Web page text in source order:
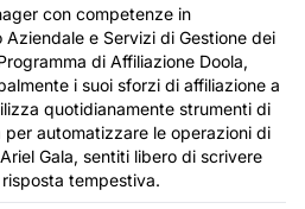
con competenze in
e Servizi di Gestione dei
di Affiliazione Doola,
i suoi sforzi di affiliazione a
quotidianamente strumenti di
automatizzare le operazioni di
Gala, sentiti libero di scrivere
tempestiva.